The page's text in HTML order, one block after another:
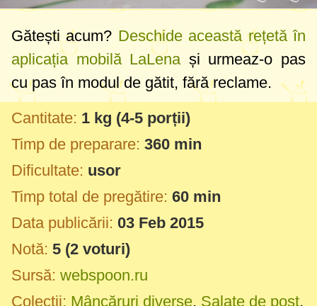
Gătești acum? Deschide această rețetă în
aplicația mobilă LaLenași urmeaz-o pas
cu pas în modul de gătit, fără reclame.
Cantitate: 1 kg (4-5 porții)
Timp de preparare: 360 min
Dificultate: usor
Timp total de pregătire: 60 min
Data publicării: 03 Feb 2015
Notă: 5 (2 voturi)
Sursă: webspoon.ru
Colecții: Mâncăruri diverse, Salate de post,